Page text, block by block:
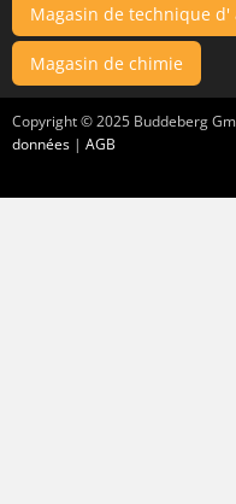
Magasin de technique d'
Magasin de chimie
Copyright ©2025 Buddeberg
données | AGB